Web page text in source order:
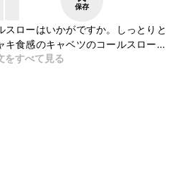
保存
ローはいかがですか。しっとりと
キ食感のキャベツのコールスロー
ひお試しください。
をすべて見る